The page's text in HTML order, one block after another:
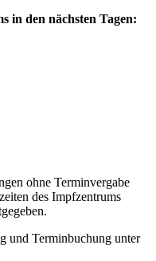
in den nächsten Tagen:
ohne Terminvergabe
des Impfzentrums
und Terminbuchung unter